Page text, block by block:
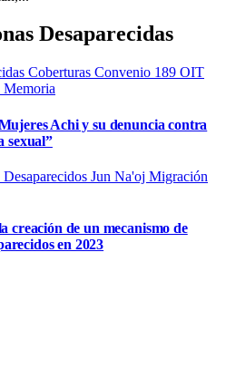
Desaparecidas
Coberturas Convenio 189 OIT
Memoria
Achi y su denuncia contra
sexual”
Desaparecidos Jun Na'oj Migración
creación de un mecanismo de
en 2023